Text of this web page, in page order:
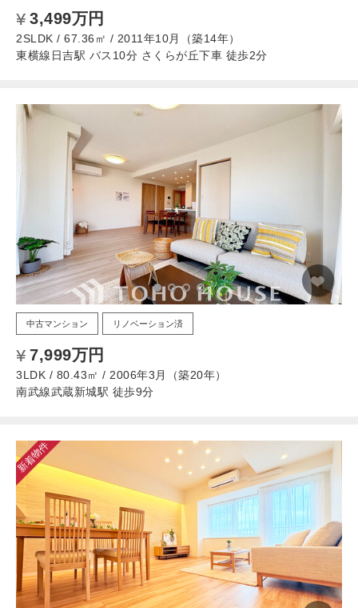
3,499万円
2SLDK / 67.36㎡ / 2011年10月（築14年）
東横線日吉駅 バス10分 さくらが丘下車 徒歩2分
中古マンション リノベーション済
7,999万円
3LDK / 80.43㎡ / 2006年3月（築20年）
南武線武蔵新城駅 徒歩9分
新着物件